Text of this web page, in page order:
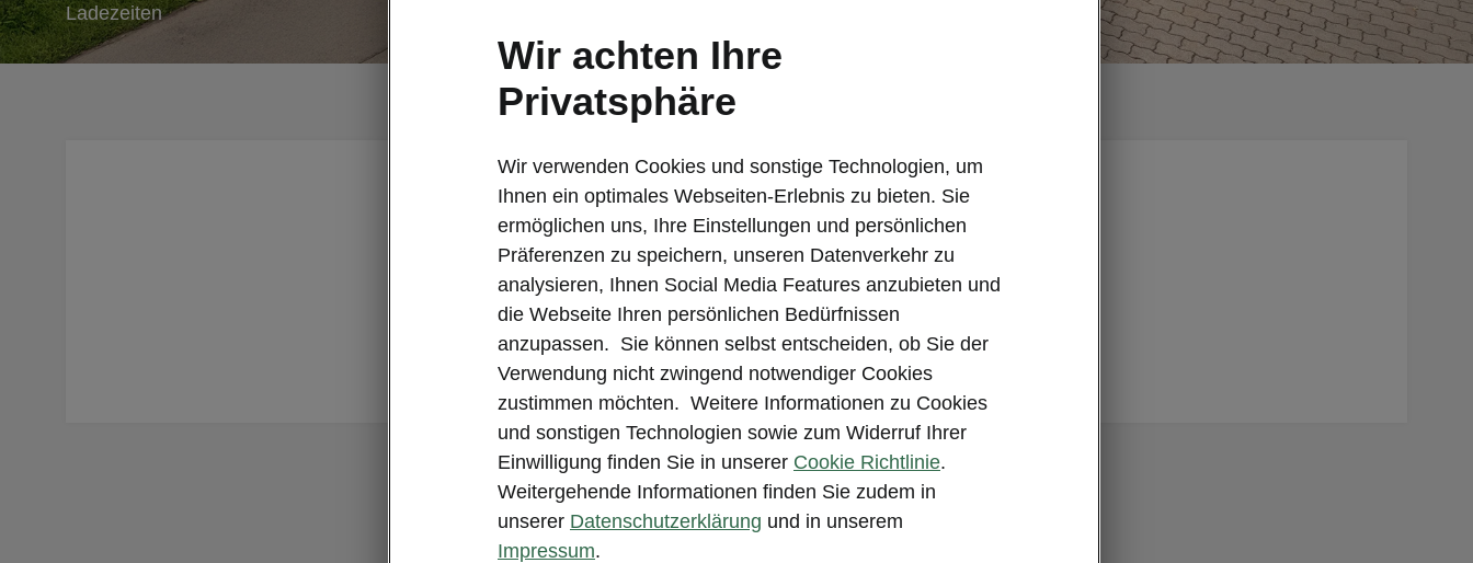
Ladezeiten
Ganz gleich, wo Sie sind oder was Sie mit Ihrem elektrischen Škoda
planen – mit unseren Tools stehen Ihnen immer alle Wege offen. Denn mit
Škoda berechnen Sie spielend leicht die voraussichtliche Reichweite,
Einsparungen und Ladezeiten Ihres Fahrzeugs. Also, worauf warten Sie?
Entdecken Sie Elektromobilität so einfach, flexibel, individuell und
transparent – so wie Sie es von Škoda gewohnt sind.
Laden & Reichweite
Wir achten Ihre
Privatsphäre
Wir verwenden Cookies und sonstige Technologien, um
Ihnen ein optimales Webseiten-Erlebnis zu bieten. Sie
ermöglichen uns, Ihre Einstellungen und persönlichen
Präferenzen zu speichern, unseren Datenverkehr zu
analysieren, Ihnen Social Media Features anzubieten und
die Webseite Ihren persönlichen Bedürfnissen
anzupassen. Sie können selbst entscheiden, ob Sie der
Verwendung nicht zwingend notwendiger Cookies
zustimmen möchten. Weitere Informationen zu Cookies
und sonstigen Technologien sowie zum Widerruf Ihrer
Einwilligung finden Sie in unserer Cookie Richtlinie.
Weitergehende Informationen finden Sie zudem in
unserer Datenschutzerklärung und in unserem
Impressum.